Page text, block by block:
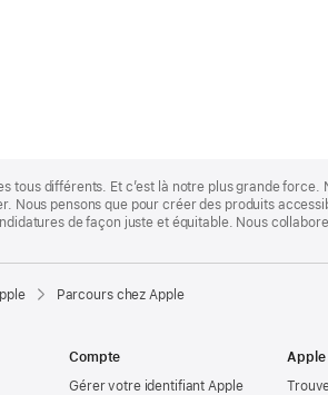
tous différents. Et c’est là notre plus grande
Nous pensons que pour créer des produits
de façon juste et équitable. Nous
Parcours chez Apple
Compte
Gérer votre identifiant Apple
Apple